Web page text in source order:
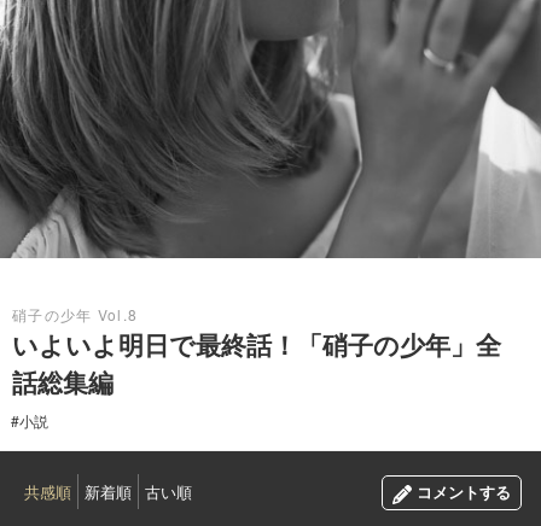
硝子の少年 Vol.8
いよいよ明日で最終話！「硝子の少年」全
話総集編
#小説
共感順 新着順 古い順 コメントする